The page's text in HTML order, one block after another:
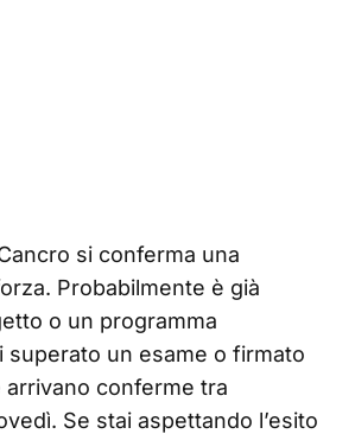
si conferma una
Probabilmente è già
o un programma
superato un esame o firmato
conferme tra
Se stai aspettando l’esito